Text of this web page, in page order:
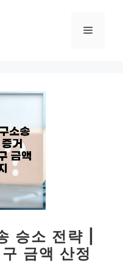
메
승소 전략 |
금액 산정